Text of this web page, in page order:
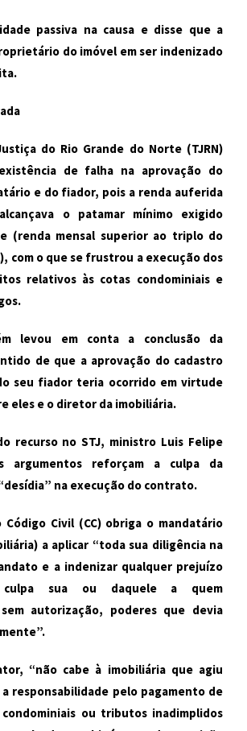
passiva na causa e disse que a
do imóvel em ser indenizado
do Rio Grande do Norte (TJRN)
de falha na aprovação do
e do fiador, pois a renda auferida
o patamar mínimo exigido
(renda mensal superior ao triplo do
com o que se frustrou a execução dos
relativos às cotas condominiais e
levou em conta a conclusão da
de que a aprovação do cadastro
seu fiador teria ocorrido em virtude
eles e o diretor da imobiliária.
recurso no STJ, ministro Luis Felipe
argumentos reforçam a culpa da
na execução do contrato.
Código Civil (CC) obriga o mandatário
a aplicar “toda sua diligência na
e a indenizar qualquer prejuízo
culpa sua ou daquele a quem
autorização, poderes que devia
“não cabe à imobiliária que agiu
responsabilidade pelo pagamento de
ou tributos inadimplidos